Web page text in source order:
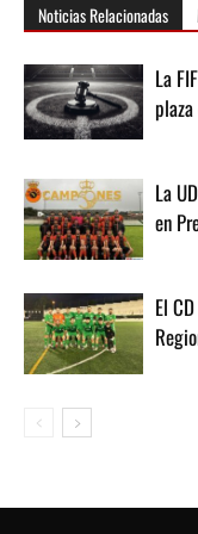
Noticias Relacionadas
La
La
en
El